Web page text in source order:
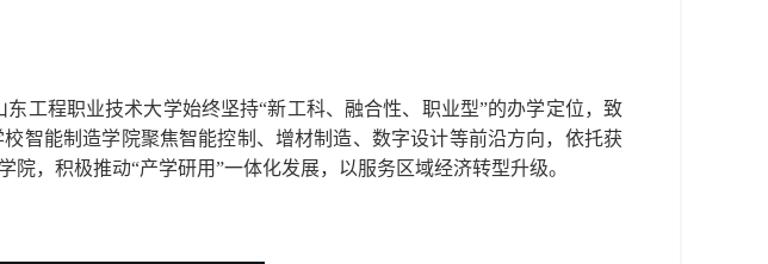
工程职业技术大学始终坚持“新工科、融合性、职业型”的办学定位，致
智能制造学院聚焦智能控制、增材制造、数字设计等前沿方向，依托获
，积极推动“产学研用”一体化发展，以服务区域经济转型升级。